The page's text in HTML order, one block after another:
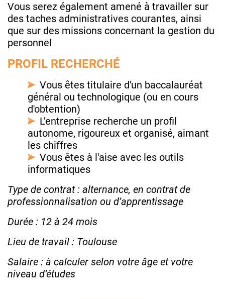
Vous serez également amené à travailler sur
des taches administratives courantes, ainsi
que sur des missions concernant la gestion du
personnel
PROFIL RECHERCHÉ
Vous êtes titulaire d'un baccalauréat
général ou technologique (ou en cours
d'obtention)
L’entreprise recherche un profil
autonome, rigoureux et organisé, aimant
les chiffres
Vous êtes à l'aise avec les outils
informatiques
Type de contrat : alternance, en contrat de
professionnalisation ou d’apprentissage
Durée : 12 à 24 mois
Lieu de travail : Toulouse
Salaire : à calculer selon votre âge et votre
niveau d’études